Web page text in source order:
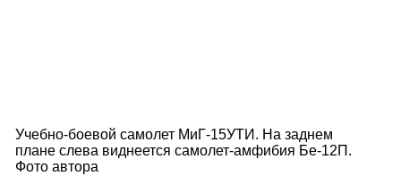
Учебно-боевой самолет МиГ-15УТИ. На заднем
плане слева виднеется самолет-амфибия Бе-12П.
Фото автора